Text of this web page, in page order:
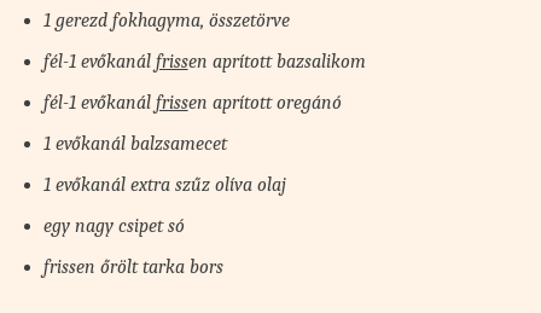
1 gerezd fokhagyma, összetörve
fél-1 evőkanál frissen aprított bazsalikom
fél-1 evőkanál frissen aprított oregánó
1 evőkanál balzsamecet
1 evőkanál extra szűz olíva olaj
egy nagy csipet só
frissen őrölt tarka bors